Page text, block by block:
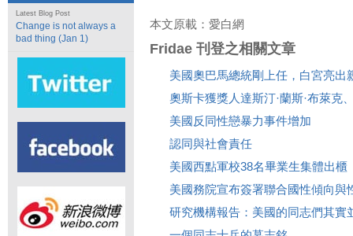
Latest Blog Post
Change is not always a
bad thing (Jan 1)
本文原載：愛白網
Fridae 刊登之相關文章
美國奧巴馬總統剛上任，白宮亮出
奧斯卡獲獎人達斯汀·蘭斯·布萊克
美國反同性戀暴力事件增加
認同與社會責任
美國西點軍校38名畢業生集體出櫃
美國務院宣布簽署聯合國性傾向與
研究機構報告：美國的同志們其實